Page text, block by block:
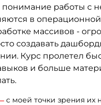
работы с
в операционной
массивов -
создавать
Курс пролетел
и больше
с моей точки зрения их